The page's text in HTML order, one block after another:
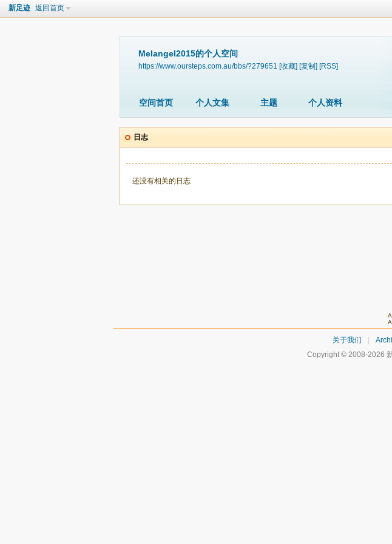
新足迹 返回首页
Melangel2015的个人空间
https://www.oursteps.com.au/bbs/?279651 [收藏] [复制] [RSS]
空间首页 个人文集 主题 个人资料
日志
还没有相关的日志
关于我们
Copyright © 2008-2026